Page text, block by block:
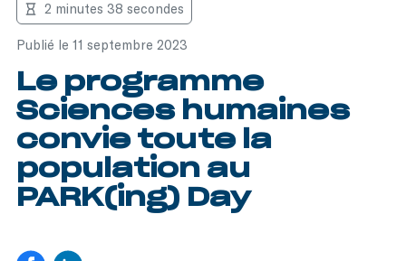
Publié le 11 septembre 2023
2 minutes 38 secondes
Le programme
Sciences humaines
convie toute la
population au
PARK(ing) Day